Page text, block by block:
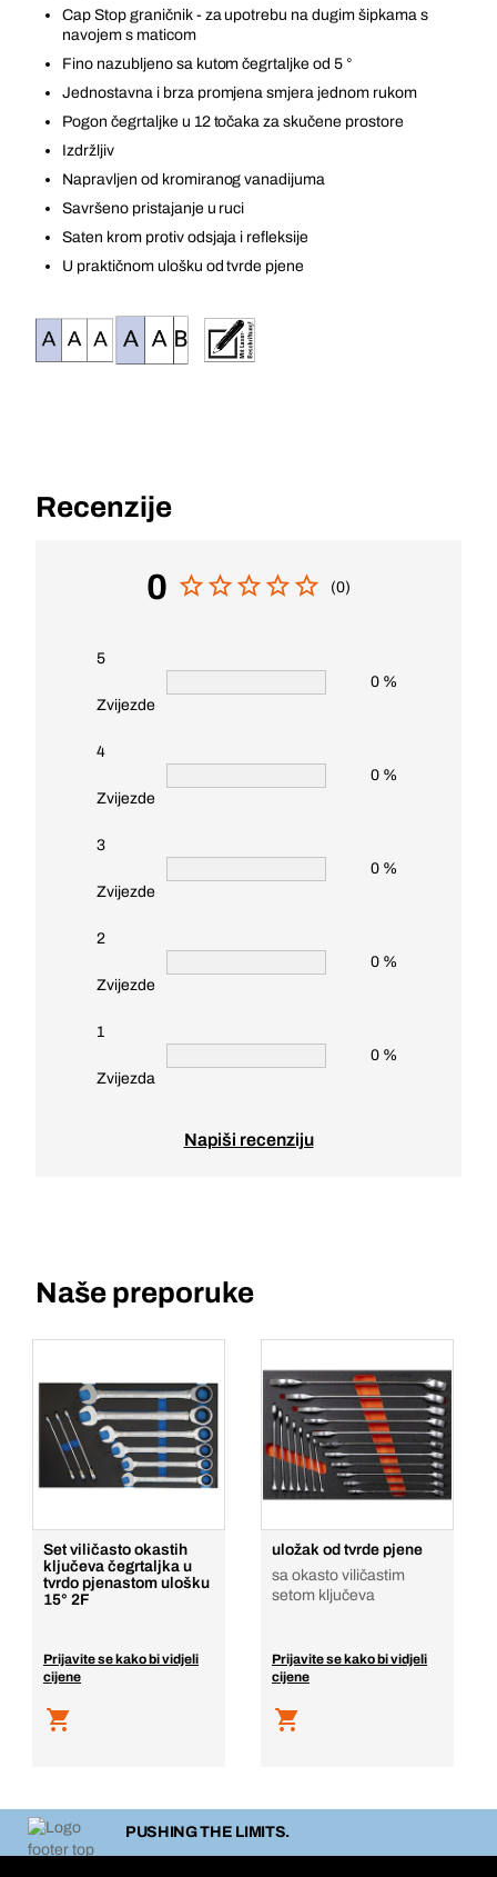
Cap Stop graničnik - za upotrebu na dugim šipkama s
navojem s maticom
Fino nazubljeno sa kutom čegrtaljke od 5 °
Jednostavna i brza promjena smjera jednom rukom
Pogon čegrtaljke u 12 točaka za skučene prostore
Izdržljiv
Napravljen od kromiranog vanadijuma
Savršeno pristajanje u ruci
Saten krom protiv odsjaja i refleksije
U praktičnom ulošku od tvrde pjene
Recenzije
0 (0)
5
Zvijezde
0 %
4
Zvijezde
0 %
3
Zvijezde
0 %
2
Zvijezde
0 %
1
Zvijezda
0 %
Napiši recenziju
Naše preporuke
Set viličasto okastih
ključeva čegrtaljka u
tvrdo pjenastom ulošku
15° 2F
Prijavite se kako bi vidjeli
cijene
uložak od tvrde pjene
sa okasto viličastim
setom ključeva
Prijavite se kako bi vidjeli
cijene
PUSHING THE LIMITS.